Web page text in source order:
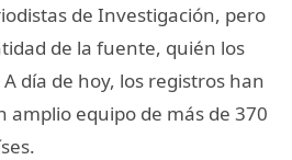
de Investigación, pero
de la fuente, quién los
día de hoy, los registros han
amplio equipo de más de 370